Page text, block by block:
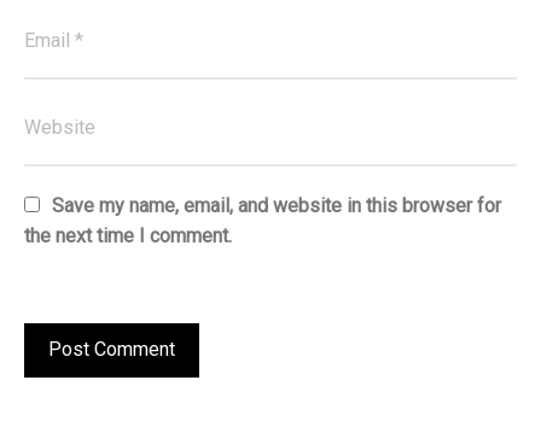
Save my name, email, and website in this browser for
the next time I comment.